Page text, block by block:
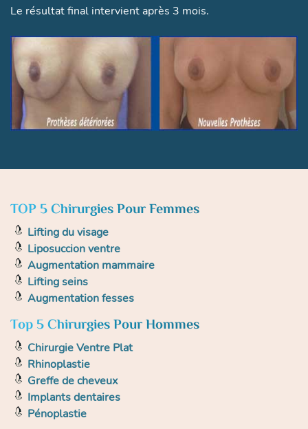
Le résultat final intervient après 3 mois.
TOP 5 Chirurgies Pour Femmes
Lifting du visage
Liposuccion ventre
Augmentation mammaire
Lifting seins
Augmentation fesses
Top 5 Chirurgies Pour Hommes
Chirurgie Ventre Plat
Rhinoplastie
Greffe de cheveux
Implants dentaires
Pénoplastie